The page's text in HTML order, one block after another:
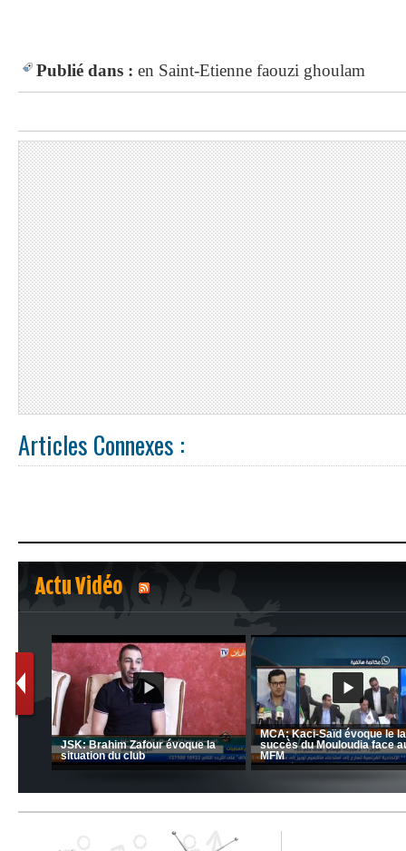
Publié dans : en Saint-Etienne faouzi ghoulam
Articles Connexes :
Actu Vidéo
1 2
MCA: Kaci-Saïd évoque le
succès du Mouloudia face
MFM
JSK: Brahim Zafour évoque la
situation du club